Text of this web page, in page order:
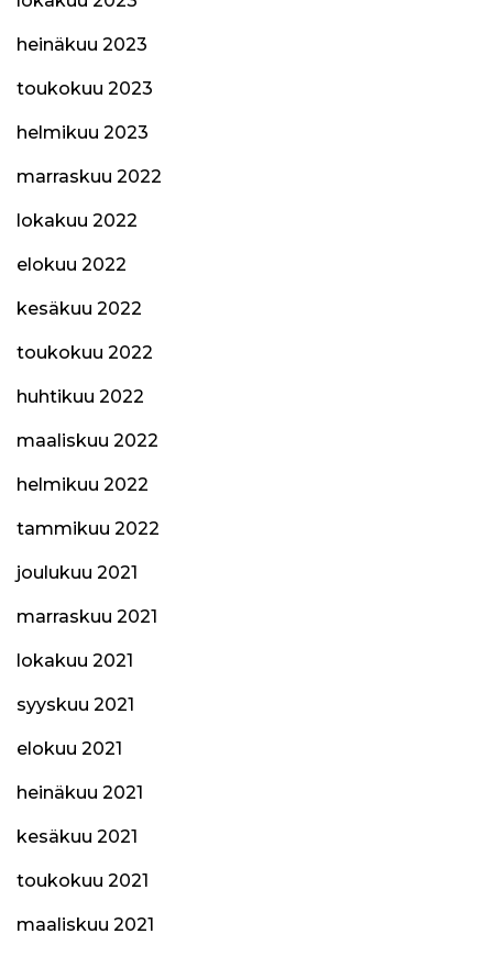
heinäkuu 2023
toukokuu 2023
helmikuu 2023
marraskuu 2022
lokakuu 2022
elokuu 2022
kesäkuu 2022
toukokuu 2022
huhtikuu 2022
maaliskuu 2022
helmikuu 2022
tammikuu 2022
joulukuu 2021
marraskuu 2021
lokakuu 2021
syyskuu 2021
elokuu 2021
heinäkuu 2021
kesäkuu 2021
toukokuu 2021
maaliskuu 2021